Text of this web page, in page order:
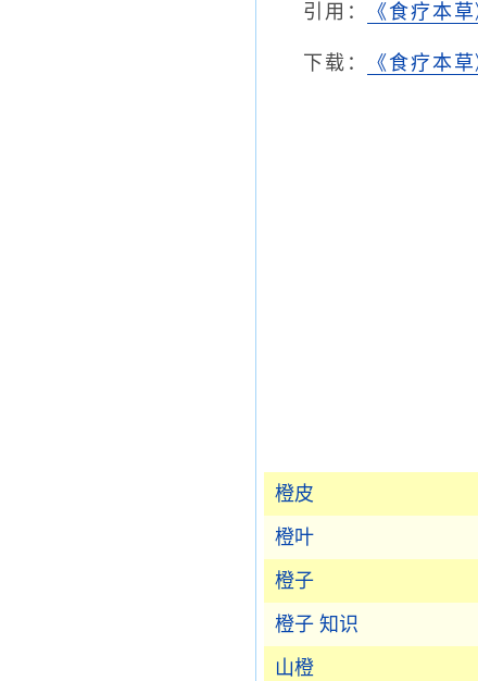
引用： 《食疗本
下载： 《食疗本
橙皮
橙叶
橙子
橙子 知识
山橙